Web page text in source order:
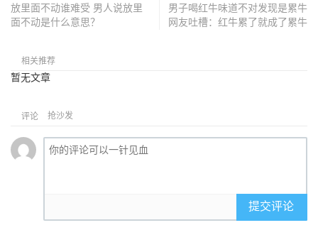
放里面不动谁难受 男人说放里
面不动是什么意思？
男子喝红牛味道不对发现是累牛
网友吐槽：红牛累了就成了累牛
相关推荐
暂无文章
评论 抢沙发
提交评论